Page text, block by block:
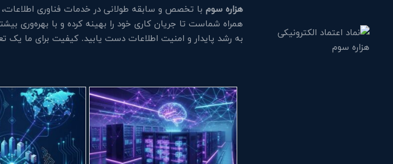
هزاره سومبا تخصص و سابقه طولانی در خدمات فناوری اطلاعات،
همراه شماست تا جریان کاری خود را بهینه کرده و با بهره‌وری
به رشد پایدار و امنیت اطلاعات دست یابید. کیفیت برای ما یک